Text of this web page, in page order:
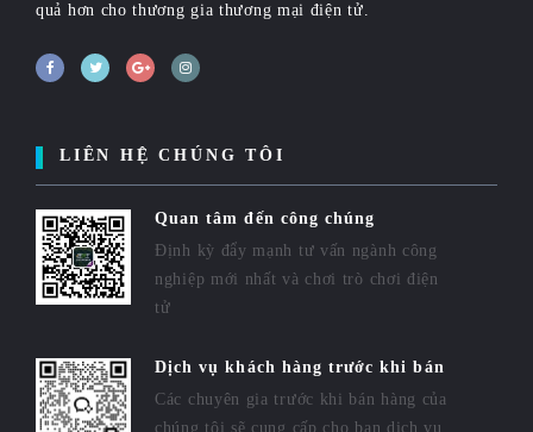
quả hơn cho thương gia thương mại điện tử.
LIÊN HỆ CHÚNG TÔI
Quan tâm đến công chúng
Định kỳ đẩy mạnh tư vấn ngành công
nghiệp mới nhất và chơi trò chơi điện
tử
Dịch vụ khách hàng trước khi bán
Các chuyên gia trước khi bán hàng của
chúng tôi sẽ cung cấp cho bạn dịch vụ